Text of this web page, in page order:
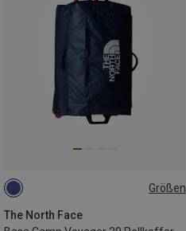
Größen
The North Face
94L